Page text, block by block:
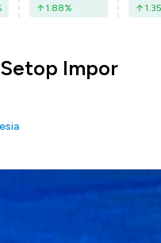
1.88% 1.35
Impor